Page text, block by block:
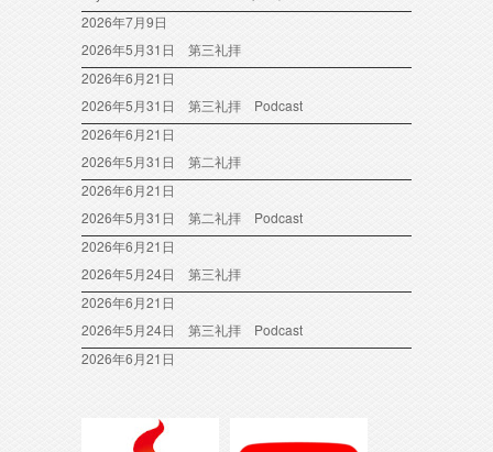
2026年7月9日
2026年5月31日 第三礼拝
2026年6月21日
2026年5月31日 第三礼拝 Podcast
2026年6月21日
2026年5月31日 第二礼拝
2026年6月21日
2026年5月31日 第二礼拝 Podcast
2026年6月21日
2026年5月24日 第三礼拝
2026年6月21日
2026年5月24日 第三礼拝 Podcast
2026年6月21日